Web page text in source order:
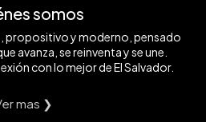
somos
propositivo y moderno, pensado
avanza, se reinventa y se une.
con lo mejor de El Salvador.
mas ❯